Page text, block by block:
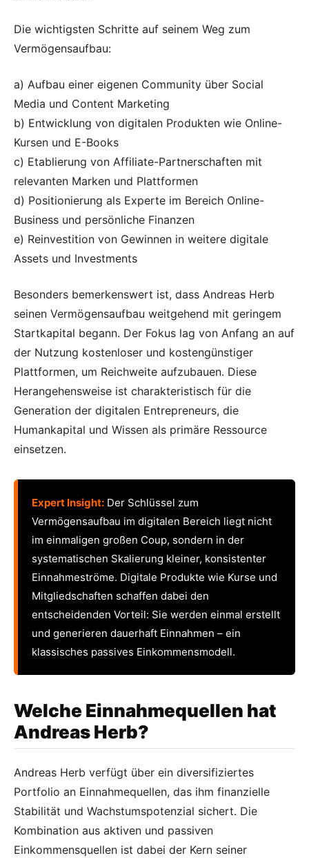
Die wichtigsten Schritte auf seinem Weg zum
Vermögensaufbau:
a) Aufbau einer eigenen Community über Social
Media und Content Marketing
b) Entwicklung von digitalen Produkten wie Online-
Kursen und E-Books
c) Etablierung von Affiliate-Partnerschaften mit
relevanten Marken und Plattformen
d) Positionierung als Experte im Bereich Online-
Business und persönliche Finanzen
e) Reinvestition von Gewinnen in weitere digitale
Assets und Investments
Besonders bemerkenswert ist, dass Andreas Herb
seinen Vermögensaufbau weitgehend mit geringem
Startkapital begann. Der Fokus lag von Anfang an auf
der Nutzung kostenloser und kostengünstiger
Plattformen, um Reichweite aufzubauen. Diese
Herangehensweise ist charakteristisch für die
Generation der digitalen Entrepreneurs, die
Humankapital und Wissen als primäre Ressource
einsetzen.
Expert Insight: Der Schlüssel zum
Vermögensaufbau im digitalen Bereich liegt nicht
im einmaligen großen Coup, sondern in der
systematischen Skalierung kleiner, konsistenter
Einnahmeströme. Digitale Produkte wie Kurse und
Mitgliedschaften schaffen dabei den
entscheidenden Vorteil: Sie werden einmal erstellt
und generieren dauerhaft Einnahmen – ein
klassisches passives Einkommensmodell.
Welche Einnahmequellen hat
Andreas Herb?
Andreas Herb verfügt über ein diversifiziertes
Portfolio an Einnahmequellen, das ihm finanzielle
Stabilität und Wachstumspotenzial sichert. Die
Kombination aus aktiven und passiven
Einkommensquellen ist dabei der Kern seiner